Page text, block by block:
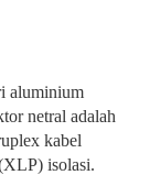
aluminium
netral adalah
kabel
isolasi.